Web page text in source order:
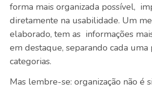
forma mais organizada possível,
diretamente na usabilidade. Um
elaborado, tem as informações
em destaque, separando cada uma
categorias.
Mas lembre-se: organização não é